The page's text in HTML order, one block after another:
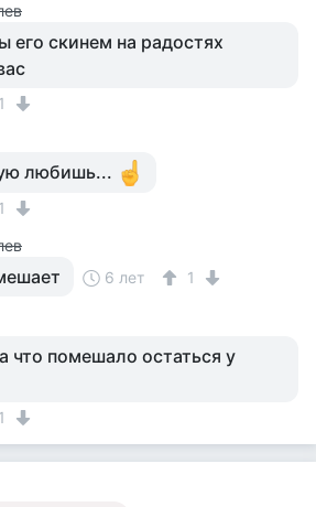
его скинем на радостях
1
любишь...
1
6 лет 1
что помешало остаться у
1